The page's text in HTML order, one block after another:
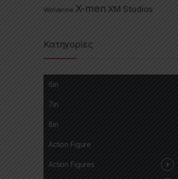
Wolverine X-men XM Studios
Κατηγορίες
6in
7in
8in
Action Figure
Action Figures